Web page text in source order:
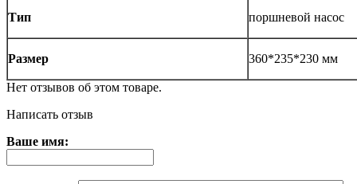
Тип поршневой насос
Размер 360*235*230 мм
Нет отзывов об этом товаре.
Написать отзыв
Ваше имя: